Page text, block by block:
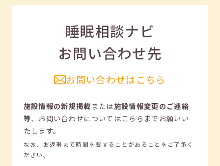
睡眠相談ナビ
お問い合わせ先
お問い合わせはこちら
施設情報の新規掲載または施設情報変更のご連絡
等、 お問い合わせについてはこちらまでお願いい
たします。
なお、お返事まで時間を要することがあることをご了承く
ださい。